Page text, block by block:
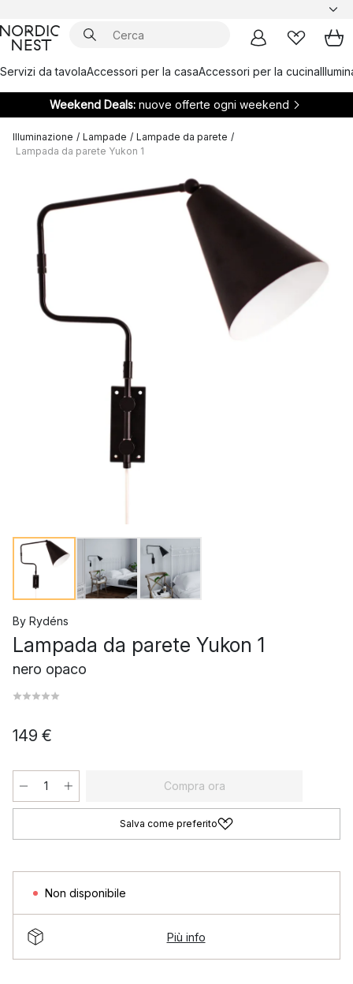
Servizi da tavolaAccessori per la casaAccessori per la cucina
Weekend Deals: nuove offerte ogni weekend
Illuminazione / Lampade / Lampade da parete /
Lampada da parete Yukon 1
By Rydéns
Lampada da parete Yukon 1
nero opaco
149 €
Compra ora
Salva come preferito
Non disponibile
Più info